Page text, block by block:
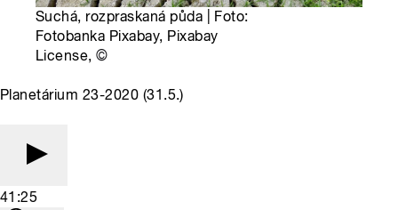
Suchá, rozpraskaná půda | Foto:
Fotobanka Pixabay, Pixabay
License,©
Planetárium 23-2020 (31.5.)
41:25